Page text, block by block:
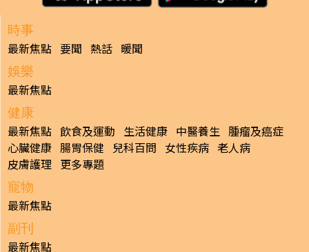
擁有綿長海岸綫的英國南部城市布萊頓（Brighton），是
夏日享受陽光與海灘的旅遊點。其毗鄰的七姊妹崖（Seven
Sisters Cliff），除了是不少電影、電視劇的取景地，更是
Windows 7內置的Wallpaper之一，對其景觀絕對不會感
陌生。
布萊頓距離倫敦僅一小時車程，市中心設有大型商場，但
來到南部小城，遊客們的目的都是想親親大自然，沿着海
岸遊逛，或前往South Downs National Park來一次遠足
之旅。位於國家公園內的七姊妹崖，由7座白堊斷崖組成，
恍如7個穿着白衣的女孩並肩而立，最高有175公尺，壯麗